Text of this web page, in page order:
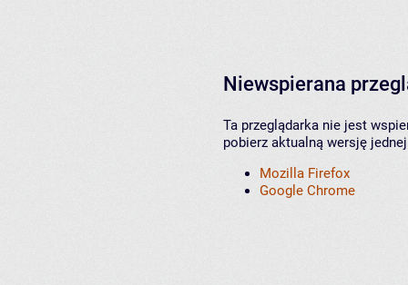
Niewspierana
Ta przeglądarka nie jest
pobierz aktualną wersję
Mozilla Firefox
Google Chrome